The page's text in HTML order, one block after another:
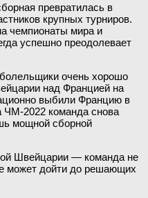
превратилась в
крупных турниров.
чемпионаты мира и
успешно преодолевает
очень хорошо
над Францией на
выбили Францию в
ЧМ-2022 команда снова
мощной сборной
Швейцарии — команда не
может дойти до решающих